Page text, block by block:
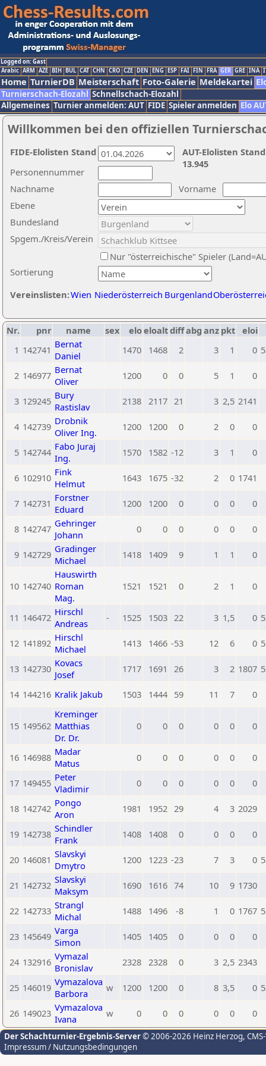
Logged on: Gast
Arabic ARM AZE BIH BUL CAT CHN CRO CZE DEN ENG ESP FAI FIN FRA GER GRE INA
Home TurnierDB Meisterschaft Foto-Galerie Meldekartei
Turnierschach-Elozahl Schnellschach-Elozahl
Allgemeines Turnier anmelden: AUT FIDE Spieler anmelden Elo
Willkommen bei den offiziellen
Nachname
Vorname
Ebene
Sortierung
Personennummer
Bundesland
Spgem./Kreis/Verein
Nur "österreichische" Spieler
Vereinslisten:Wien Niederösterreich Burgenland
AUT-Elolisten
13.945
FIDE-Elolisten Stand
Nr. pnr name sex eloeloaltdiffabg anz pkt eloi
1 142741 Bernat
Daniel
1470 1468 2 3 1 0
2 146977 Bernat
Oliver
1200 0 0 5 1 0
3 129245 Bury
Rastislav
2138 2117 21 3 2,5 2141
4 142739 Drobnik
Oliver Ing.
1200 1200 0 2 0 0
5 142744 Fabo Juraj
Ing.
1570 1582 -12 3 1 0
6 102910 Fink
Helmut
1643 1675 -32 2 0 1741
7 142731 Forstner
Eduard
1200 1200 0 0 0 0
8 142747 Gehringer
Johann
0 0 0 0 0 0
9 142729 Gradinger
Michael
1418 1409 9 1 1 0
10 142740
Hauswirth
Roman
Mag.
1521 1521 0 2 1 0
11 146472 Hirschl
Andreas
- 1525 1503 22 3 1,5 0
12 141892 Hirschl
Michael
1413 1466 -53 12 6 0
13 142730 Kovacs
Josef
1717 1691 26 3 2 1807
14 144216 Kralik Jakub 1503 1444 59 11 7 0
15 149562
Kreminger
Matthias
Dr. Dr.
0 0 0 0 0 0
16 146988 Madar
Matus
0 0 0 0 0 0
17 149455 Peter
Vladimir
0 0 0 0 0 0
18 142742 Pongo
Aron
1981 1952 29 4 3 2029
19 142738 Schindler
Frank
1408 1408 0 0 0 0
20 146081 Slavskyi
Dmytro
1200 1223 -23 7 3 0
21 142732 Slavskyi
Maksym
1690 1616 74 10 9 1730
22 142733 Strangl
Michal
1488 1496 -8 1 0 1767
23 145649 Varga
Simon
1405 1405 0 0 0 0
24 132916 Vymazal
Bronislav
2328 2328 0 3 2,5 2343
25 146019 Vymazalova
Barbora
w 1200 1200 0 8 3,5 0
26 149023 Vymazalova
Ivana
w 0 0 0 0 0 0
Der Schachturnier-Ergebnis-Server© 2006-2026 Heinz Herzog,
Impressum / Nutzungsbedingungen